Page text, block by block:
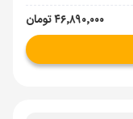
۴۶٬۸۹۰٬۰۰۰ تومان